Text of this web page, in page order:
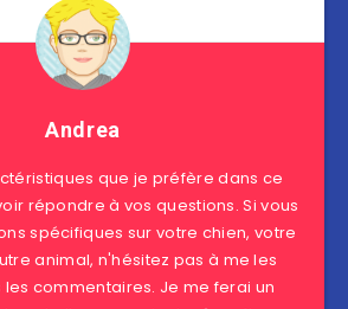
Andrea
que je préfère dans ce
répondre à vos questions. Si vous
spécifiques sur votre chien, votre
animal, n'hésitez pas à me les
commentaires. Je me ferai un